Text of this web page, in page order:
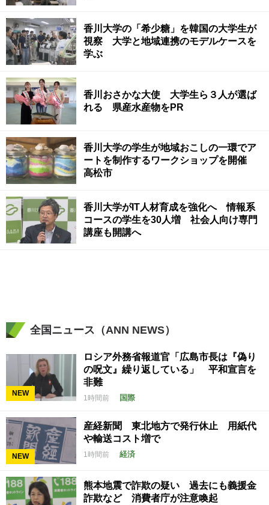
香川大学の「希少糖」を韓国の大学生が
視察 大学と地域連携のモデルケースを
学ぶ
香川おさかな大使 大学生ら３人が選ば
れる 県産水産物をPR
香川大学の学生が地域おこしの一環でア
ートを制作するワークショップを開催
高松市
香川大学がIT人材育成を強化へ 情報系
コースの学生を30人増 社会人向け専門
講座も開講へ
全国ニュース（ANN NEWS）
NEW
ロシア外務省報道官「広島市長は『偽り
の呪文』繰り返している」 平和宣言を
非難
1時間前 国際
NEW
産経新聞 東北地方で発行休止 用紙代
や輸送コスト増で
1時間前 経済
熊本地震で詐欺の疑い 過去にも義援金
詐欺など 消費者庁が注意喚起